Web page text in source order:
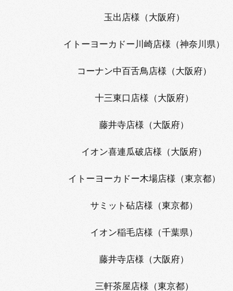
玉出店様（大阪府）
イトーヨーカドー川崎店様（神奈川県）
コーナン中百舌鳥店様（大阪府）
十三東口店様（大阪府）
藤井寺店様（大阪府）
イオン喜連瓜破店様（大阪府）
イトーヨーカドー木場店様（東京都）
サミット砧店様（東京都）
イオン稲毛店様（千葉県）
藤井寺店様（大阪府）
三軒茶屋店様（東京都）